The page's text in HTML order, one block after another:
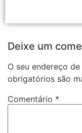
Deixe um
O seu endereço
obrigatórios são
Comentário *